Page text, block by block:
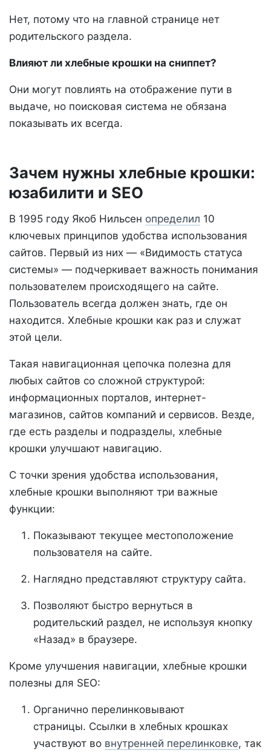
Нет, потому что на главной странице нет
родительского раздела.
Влияют ли хлебные крошки на сниппет?
Они могут повлиять на отображение пути в
выдаче, но поисковая система не обязана
показывать их всегда.
Зачем нужны хлебные крошки:
юзабилити и SEO
В 1995 году Якоб Нильсен определил 10
ключевых принципов удобства использования
сайтов. Первый из них — «Видимость статуса
системы» — подчеркивает важность понимания
пользователем происходящего на сайте.
Пользователь всегда должен знать, где он
находится. Хлебные крошки как раз и служат
этой цели.
Такая навигационная цепочка полезна для
любых сайтов со сложной структурой:
информационных порталов, интернет-
магазинов, сайтов компаний и сервисов. Везде,
где есть разделы и подразделы, хлебные
крошки улучшают навигацию.
С точки зрения удобства использования,
хлебные крошки выполняют три важные
функции:
Показывают текущее местоположение
пользователя на сайте.
Наглядно представляют структуру сайта.
Позволяют быстро вернуться в
родительский раздел, не используя кнопку
«Назад» в браузере.
Кроме улучшения навигации, хлебные крошки
полезны для SEO:
Органично перелинковывают
страницы. Ссылки в хлебных крошках
участвуют во внутренней перелинковке, так